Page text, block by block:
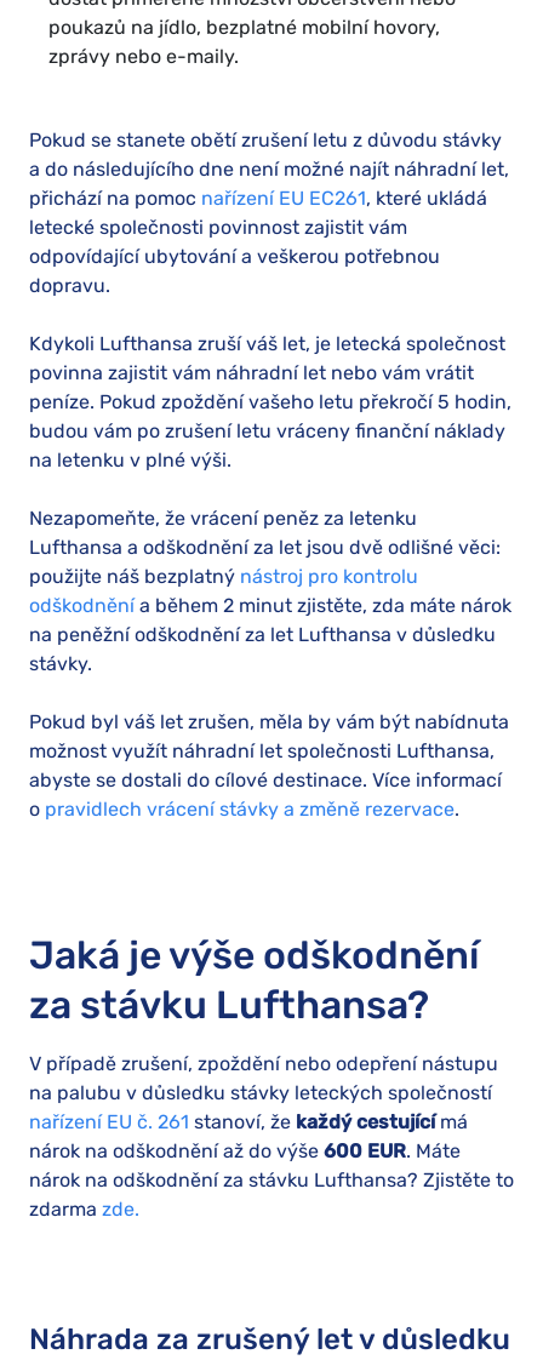
poukazů na jídlo, bezplatné mobilní hovory,
zprávy nebo e-maily.
Pokud se stanete obětí zrušení letu z důvodu stávky
a do následujícího dne není možné najít náhradní let,
přichází na pomoc nařízení EU EC261, které ukládá
letecké společnosti povinnost zajistit vám
odpovídající ubytování a veškerou potřebnou
dopravu.
Kdykoli Lufthansa zruší váš let, je letecká společnost
povinna zajistit vám náhradní let nebo vám vrátit
peníze. Pokud zpoždění vašeho letu překročí 5 hodin,
budou vám po zrušení letu vráceny finanční náklady
na letenku v plné výši.
Nezapomeňte, že vrácení peněz za letenku
Lufthansa a odškodnění za let jsou dvě odlišné věci:
použijte náš bezplatný nástroj pro kontrolu
odškodněnía během 2 minut zjistěte, zda máte nárok
na peněžní odškodnění za let Lufthansa v důsledku
stávky.
Pokud byl váš let zrušen, měla by vám být nabídnuta
možnost využít náhradní let společnosti Lufthansa,
abyste se dostali do cílové destinace. Více informací
o pravidlech vrácení stávky a změně rezervace.
Jaká je výše odškodnění
za stávku Lufthansa?
V případě zrušení, zpoždění nebo odepření nástupu
na palubu v důsledku stávky leteckých společností
nařízení EU č. 261 stanoví, že každý cestujícímá
nárok na odškodnění až do výše 600 EUR. Máte
nárok na odškodnění za stávku Lufthansa? Zjistěte to
zdarma zde.
Náhrada za zrušený let v důsledku